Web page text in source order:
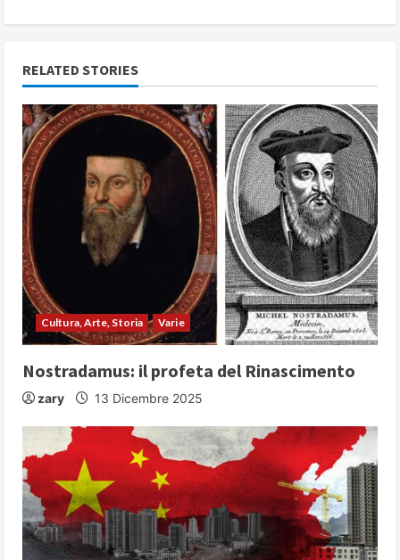
t
n
u
e
R
e
a
d
i
n
g
RELATED STORIES
Cultura, Arte, Storia Varie
Nostradamus: il profeta del Rinascimento
zary 13 Dicembre 2025